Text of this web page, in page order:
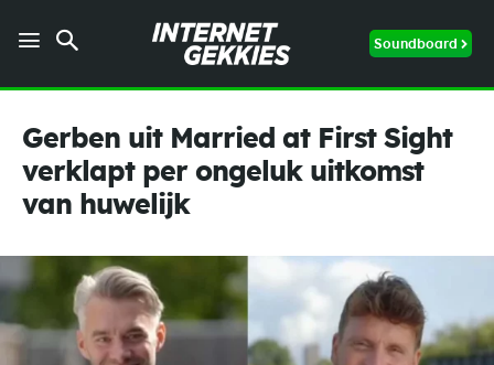
Soundboard
Gerben uit Married at First Sight
verklapt per ongeluk uitkomst
van huwelijk